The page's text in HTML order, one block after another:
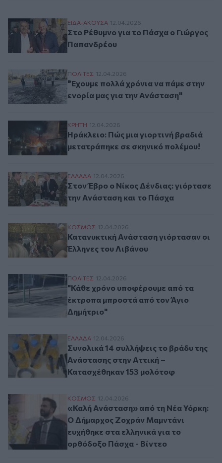
Στο Ρέθυμνο για το Πάσχα ο Γιώργος
ΕΙΔΑ-ΑΚΟΥΣΑ 12.04.2026
Στο Ρέθυμνο για το Πάσχα ο Γιώργος
Παπανδρέου
"Έχουμε πολλά χρόνια να πάμε στην
ΠΟΛΙΤΕΣ 12.04.2026
"Έχουμε πολλά χρόνια να πάμε στην
ενορία μας για την Ανάσταση"
Ηράκλειο: Πώς μια γιορτινή βραδιά
ΚΡΗΤΗ 12.04.2026
Ηράκλειο: Πώς μια γιορτινή βραδιά
μετατράπηκε σε σκηνικό πολέμου!
Στον Έβρο ο Νίκος Δένδιας: γιόρτασε
ΕΛΛAΔΑ 12.04.2026
Στον Έβρο ο Νίκος Δένδιας: γιόρτασε
την Ανάσταση και το Πάσχα
Κατανυκτική Ανάσταση γιόρτασαν οι
ΚΟΣΜΟΣ 12.04.2026
Κατανυκτική Ανάσταση γιόρτασαν οι
Έλληνες του Λιβάνου
"Κάθε χρόνο υποφέρουμε από τα
ΠΟΛΙΤΕΣ 12.04.2026
"Κάθε χρόνο υποφέρουμε από τα
έκτροπα μπροστά από τον Άγιο
Δημήτριο"
Συνολικά 14 συλλήψεις το βράδυ της
ΕΛΛAΔΑ 12.04.2026
Συνολικά 14 συλλήψεις το βράδυ της
Ανάστασης στην Αττική –
Κατασχέθηκαν 153 μολότοφ
«Καλή Ανάσταση» από τη Νέα Υόρκη: Ο
ΚΟΣΜΟΣ 12.04.2026
«Καλή Ανάσταση» από τη Νέα Υόρκη:
Ο Δήμαρχος Ζοχράν Μαμντάνι
ευχήθηκε στα ελληνικά για το
ορθόδοξο Πάσχα - Βίντεο